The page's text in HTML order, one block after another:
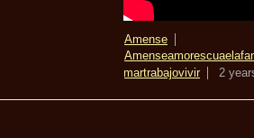
Amense
Amenseamorescuaela
amartrabajovivir 2